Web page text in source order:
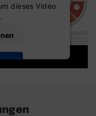
dieses Video